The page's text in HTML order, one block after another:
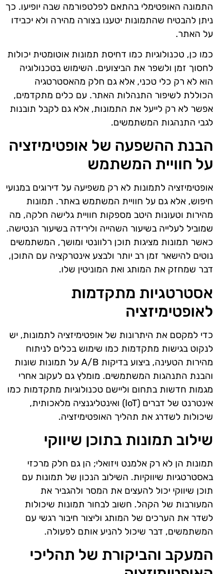
התמונה האופטימלי בהתאם לפלטפורמה שבה יופיעו. כך
ניתן להבטיח שהתמונות יטענו בצורה מהירה ולא יכבידו
על האתר.
כמו כן, טכנולוגיות כמו דחיסת תמונות אוטומטית יכולות
לחסוך זמן ולשפר את הביצועים. השימוש בטכנולוגיה
הוא לא רק כלי טכני, אלא גם חלק מהאסטרטגיה
הכוללת לשיפור התנהלות האתר. עם כלים מתקדמים,
אפשר לא רק לייעל את התמונות, אלא גם לקבל תובנות
לגבי התנהגות המשתמשים.
הבנת ההשפעה של אופטימיזציה
על חוויית המשתמש
אופטימיזציה לתמונות לא רק משפיעה על דירוגים במנועי
חיפוש, אלא גם על חוויית המשתמש באתר. תמונות
מהירות וטעונות היטב מספקות חוויית גלישה חלקה, מה
שמוביל לעלייה בשיעור השהייה ולירידה בשיעור הנטישה.
כאשר תמונות מציגות תוכן רלוונטי ומושך, המשתמשים
נוטים להישאר זמן רב יותר ולבצע אינטרקציה עם התוכן,
דבר שמחזק את המותג ואת המוניטין שלו.
אסטרטגיות מתקדמות
לאופטימיזציה
כדי למקסם את היתרונות של אופטימיזציה לתמונות, יש
לנקוט בגישות מתקדמות כמו שימוש בכלים לניתוח
מהירות הטעינה, ביצוע בדיקות A/B על תמונות שונות
והבנת התנהגות המשתמשים. מומלץ גם לעקוב אחרי
מגמות חדשות בתחום וליישם טכנולוגיות מתקדמות כמו
אינטרנט של דברים (IoT) ואינטליגנציה מלאכותית,
שיכולות לשדרג את תהליך האופטימיזציה.
שילוב תמונות בתוכן שיווקי
תמונות הן לא רק אלמנט ויזואלי; הן גם חלק מרכזי
באסטרטגיות שיווקיות. השילוב הנכון של תמונות עם
תוכן שיווקי יכול להעצים את המסר ולהגביר את
המעורבות של הקהל. חשוב לבחור תמונות שיכולות
לשדר את הערכים של המותג וליצור חיבור רגשי עם
המשתמשים, דבר שיכול להניע אותם לפעולה.
המעקב והביקורת של תהליכי